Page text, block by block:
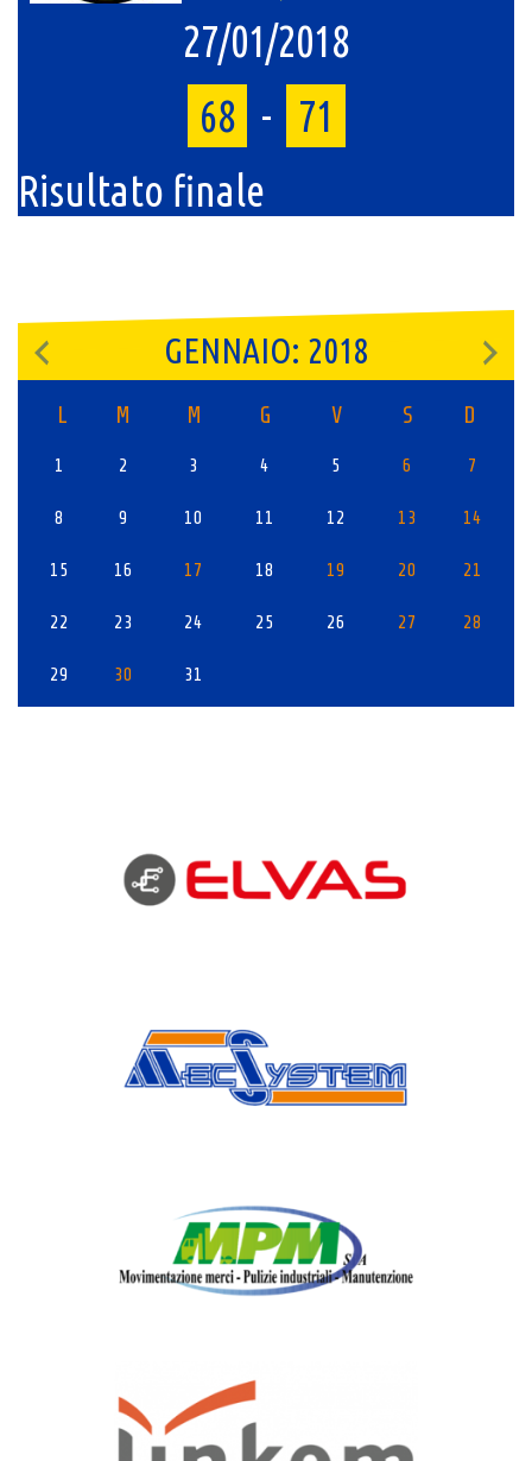
27/01/2018
68 -
71
Risultato finale
GENNAIO: 2018
L M M G V S D
1 2 3 4 5 6 7
8 9 10 11 12 13 14
15 16 17 18 19 20 21
22 23 24 25 26 27 28
29 30 31